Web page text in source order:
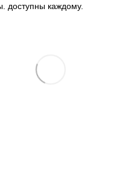
доступны каждому.